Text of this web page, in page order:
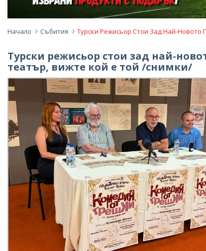
Начало Събития Турски Режисьор Стои Зад Най-
Турски режисьор стои зад най-
театър, вижте кой е той /снимки/